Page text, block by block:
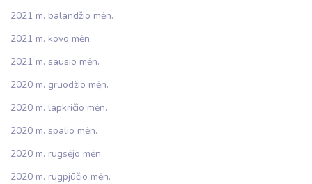
2021 m. balandžio mėn.
2021 m. kovo mėn.
2021 m. sausio mėn.
2020 m. gruodžio mėn.
2020 m. lapkričio mėn.
2020 m. spalio mėn.
2020 m. rugsėjo mėn.
2020 m. rugpjūčio mėn.